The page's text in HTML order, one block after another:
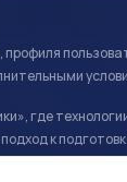
где
к